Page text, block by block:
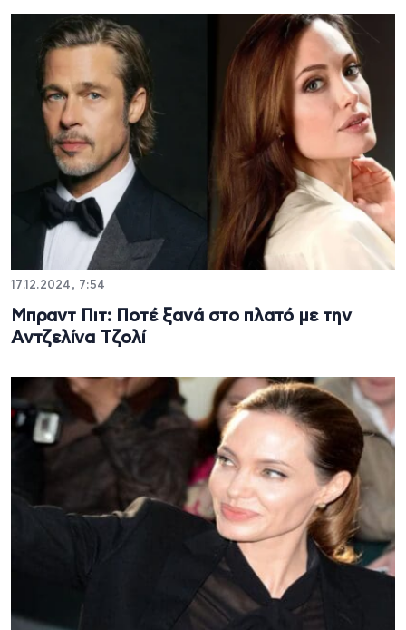
17.12.2024, 7:54
Μπραντ Πιτ: Ποτέ ξανά στο πλατό με την
Αντζελίνα Τζολί